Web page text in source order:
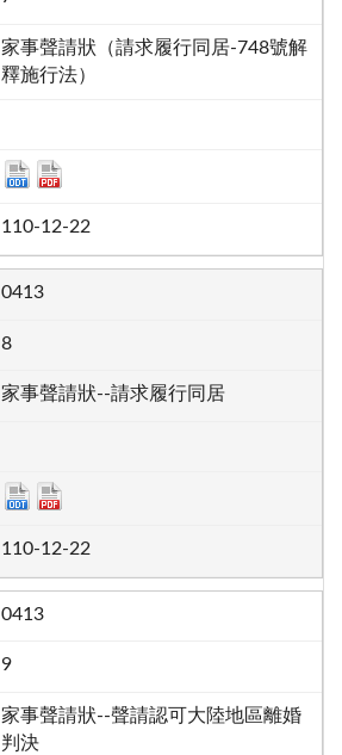
家事聲請狀（請求履行同居-748號解
釋施行法）
110-12-22
0413
8
家事聲請狀--請求履行同居
110-12-22
0413
9
家事聲請狀--聲請認可大陸地區離婚
判決